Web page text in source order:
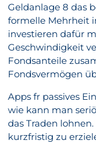
Geldanlage 8 das
formelle Mehrheit
investieren dafür
Geschwindigkeit
Fondsanteile
Fondsvermögen
Apps fr passives
wie kann man
das Traden
kurzfristig zu